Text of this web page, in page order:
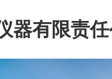
器有限责